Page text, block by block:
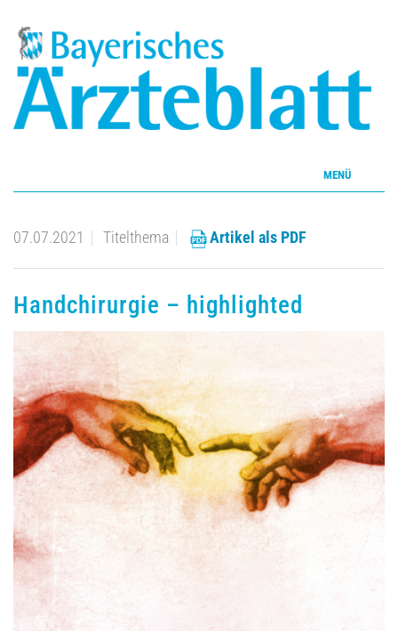
MENÜ
Aktuelles Heft
CME
Archiv
07.07.2021 Titelthema Artikel als PDF
Handchirurgie – highlighted